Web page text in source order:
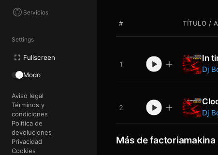
Servicios
Settings
Fullscreen
Modo
Aviso legal
Términos y
condiciones
Política de
devoluciones
Privacidad
Cookies
# TÍTULO /
1
In
Dj
2
Dj
Más de factoriamakina